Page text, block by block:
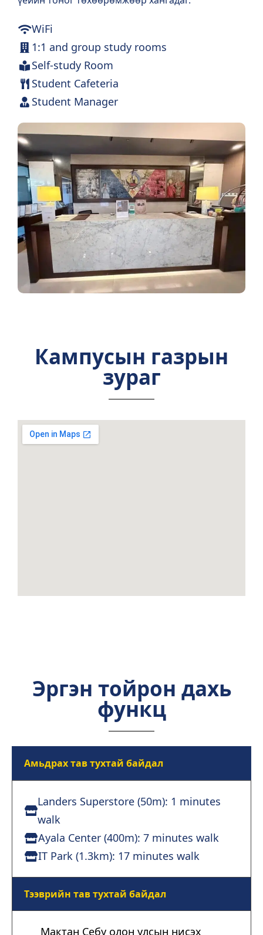
WiFi
1:1 and group study rooms
Self-study Room
Student Cafeteria
Student Manager
Кампусын газрын
зураг
Эргэн тойрон дахь
функц
Амьдрах тав тухтай байдал
Landers Superstore (50m): 1 minutes
walk
Ayala Center (400m): 7 minutes walk
IT Park (1.3km): 17 minutes walk
Тээврийн тав тухтай байдал
Мактан Себу олон улсын нисэх